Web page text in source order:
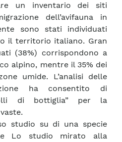
un inventario dei siti
dell’avifauna in
sono stati individuati
il territorio italiano. Gran
(38%) corrispondono a
alpino, mentre il 35% dei
umide. L’analisi delle
ha consentito di
di bottiglia” per la
studio su di una specie
Lo studio mirato alla